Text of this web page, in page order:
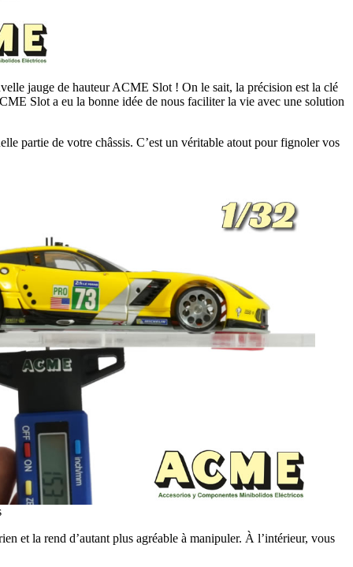
jauge de hauteur ACME Slot ! On le sait, la précision est la clé
Slot a eu la bonne idée de nous faciliter la vie avec une solution
partie de votre châssis. C’est un véritable atout pour fignoler vos
et la rend d’autant plus agréable à manipuler. À l’intérieur, vous